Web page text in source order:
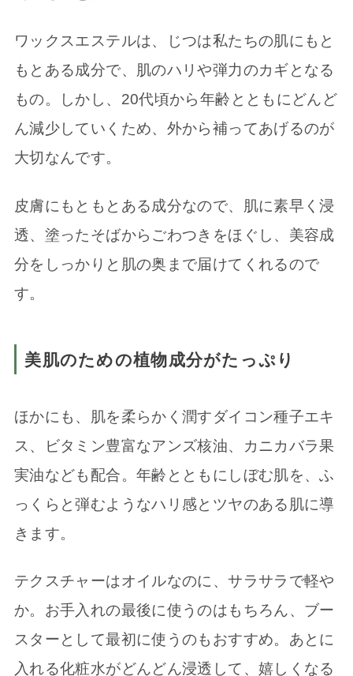
ワックスエステルは、じつは私たちの肌にもと
もとある成分で、肌のハリや弾力のカギとなる
もの。しかし、20代頃から年齢とともにどんど
ん減少していくため、外から補ってあげるのが
大切なんです。
皮膚にもともとある成分なので、肌に素早く浸
透、塗ったそばからごわつきをほぐし、美容成
分をしっかりと肌の奥まで届けてくれるので
す。
美肌のための植物成分がたっぷり
ほかにも、肌を柔らかく潤すダイコン種子エキ
ス、ビタミン豊富なアンズ核油、カニカバラ果
実油なども配合。年齢とともにしぼむ肌を、ふ
っくらと弾むようなハリ感とツヤのある肌に導
きます。
テクスチャーはオイルなのに、サラサラで軽や
か。お手入れの最後に使うのはもちろん、ブー
スターとして最初に使うのもおすすめ。あとに
入れる化粧水がどんどん浸透して、嬉しくなる